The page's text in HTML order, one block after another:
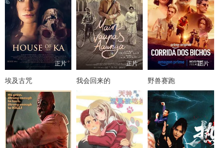
正片
埃及古咒
正片
我会回来的
正片
野兽赛跑